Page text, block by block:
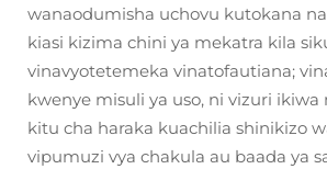
wanaodumisha uchovu kutokana
kiasi kizima chini ya mekatra kila
vinavyotetemeka vinatofautiana;
kwenye misuli ya uso, ni vizuri
kitu cha haraka kuachilia shinikizo
vipumuzi vya chakula au baada ya